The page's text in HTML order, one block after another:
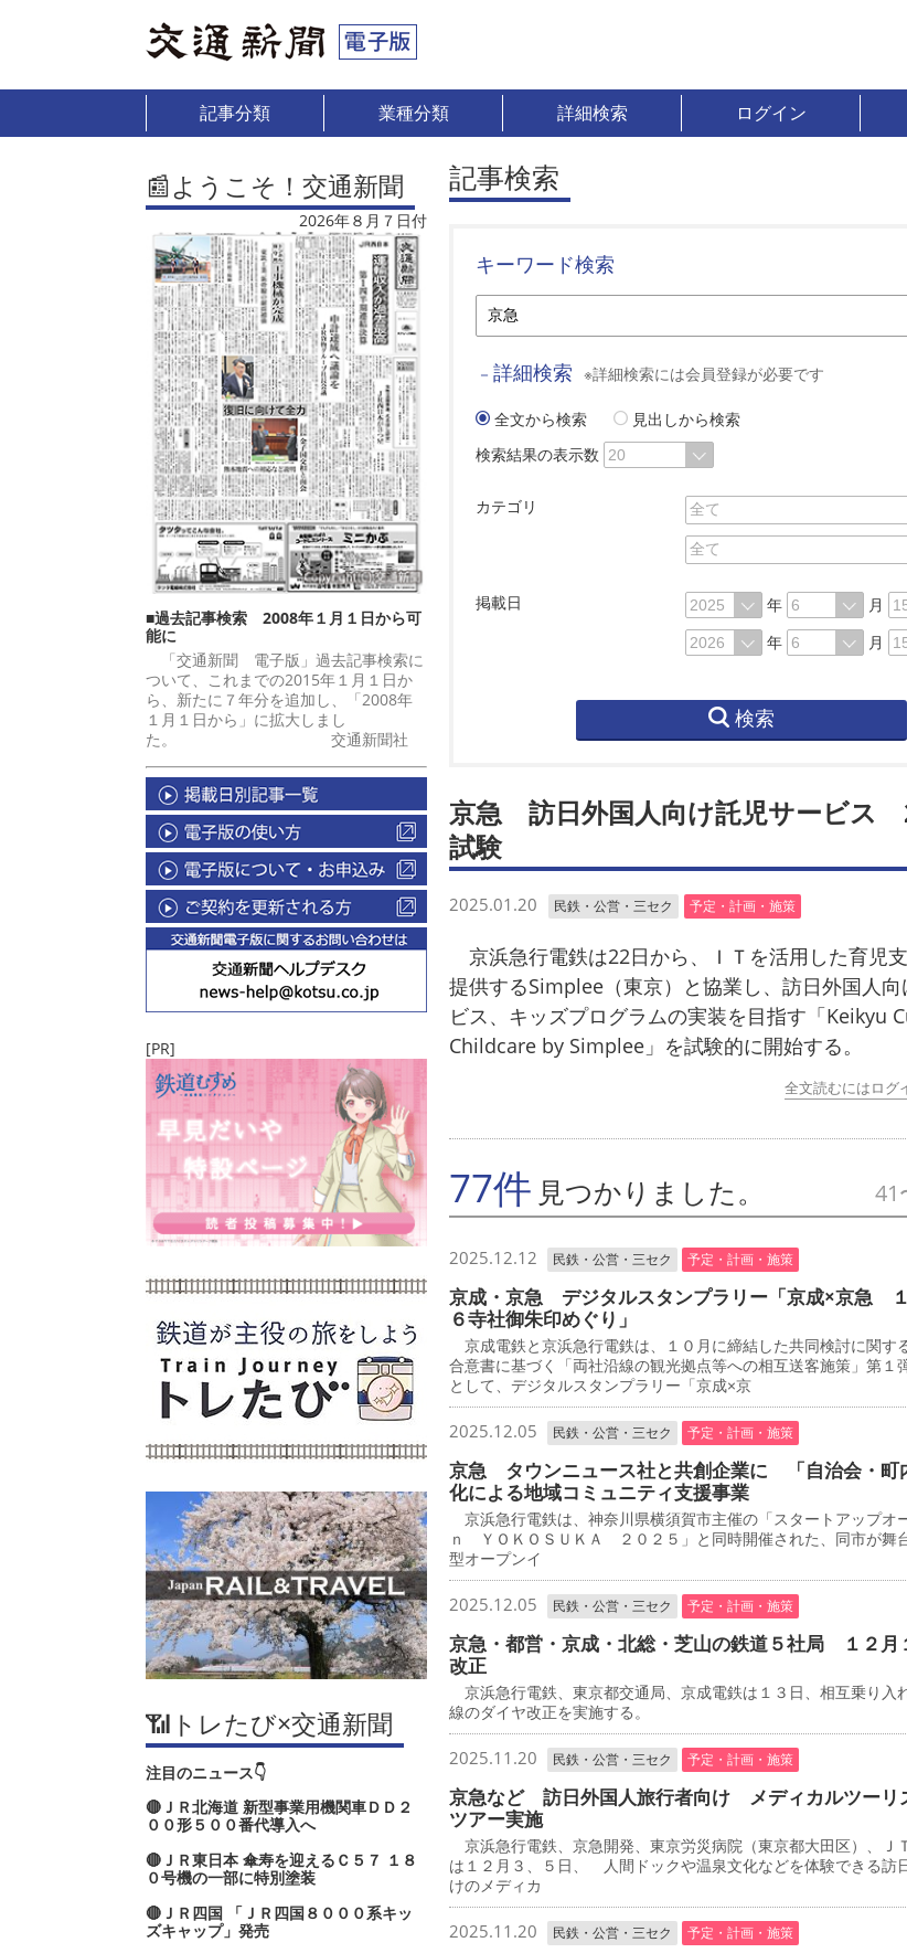
記事分類 業種分類 詳細検索 ログイン
📰ようこそ！交通新聞
2026年８月７日付
■過去記事検索 2008年１月１日から可
能に
「交通新聞 電子版」過去記事検索に
ついて、これまでの2015年１月１日か
ら、新たに７年分を追加し、「2008年
１月１日から」に拡大しまし
た。 交通新聞社
[PR]
📶トレたび×交通新聞
注目のニュース👇
🔴ＪＲ北海道 新型事業用機関車ＤＤ２
００形５００番代導入へ
🔴ＪＲ東日本 傘寿を迎えるＣ５７ １８
０号機の一部に特別塗装
🔴ＪＲ四国 「ＪＲ四国８０００系キッ
ズキャップ」発売
記事検索
キーワード検索
－ 詳細検索 ※詳細検索には会員登録が必要です
全文から検索
見出しから検索
検索結果の表示数
カテゴリ
掲載日 年 月
年
月
検索
京急 訪日外国人向け託児サービス
試験
2025.01.20 民鉄・公営・三セク 予定・計画・施策
京浜急行電鉄は22日から、ＩＴを活用した育児
提供するSimplee（東京）と協業し、訪日外国人
ビス、キッズプログラムの実装を目指す「Keikyu
Childcare by Simplee」を試験的に開始する。
全文読むにはログ
77件 見つかりました。 41
2025.12.12 民鉄・公営・三セク 予定・計画・施策
京成・京急 デジタルスタンプラリー「京成×京急 １
６寺社御朱印めぐり」
京成電鉄と京浜急行電鉄は、１０月に締結した共同検討に関す
合意書に基づく「両社沿線の観光拠点等への相互送客施策」第１
として、デジタルスタンプラリー「京成×京
2025.12.05 民鉄・公営・三セク 予定・計画・施策
京急 タウンニュース社と共創企業に 「自治会・町
化による地域コミュニティ支援事業
京浜急行電鉄は、神奈川県横須賀市主催の「スタートアップオ
ｎ ＹＯＫＯＳＵＫＡ ２０２５」と同時開催された、同市が舞
型オープンイ
2025.12.05 民鉄・公営・三セク 予定・計画・施策
京急・都営・京成・北総・芝山の鉄道５社局 １２月
改正
京浜急行電鉄、東京都交通局、京成電鉄は１３日、相互乗り入
線のダイヤ改正を実施する。
2025.11.20 民鉄・公営・三セク 予定・計画・施策
京急など 訪日外国人旅行者向け メディカルツーリ
ツアー実施
京浜急行電鉄、京急開発、東京労災病院（東京都大田区）、Ｊ
は１２月３、５日、 人間ドックや温泉文化などを体験できる訪
けのメディカ
2025.11.20 民鉄・公営・三セク 予定・計画・施策